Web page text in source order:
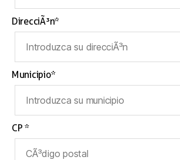
DirecciÃ³n*
Municipio*
CP *